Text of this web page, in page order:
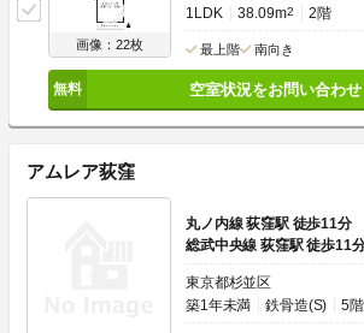
画像：22枚
1LDK 38.09m2 2階
最上階 南向き
空室状況をお問い合わせ
アムレア荻窪
丸ノ内線 荻窪駅 徒歩11分
総武中央線 荻窪駅 徒歩11
東京都杉並区
築1年未満
鉄骨造(S) 5